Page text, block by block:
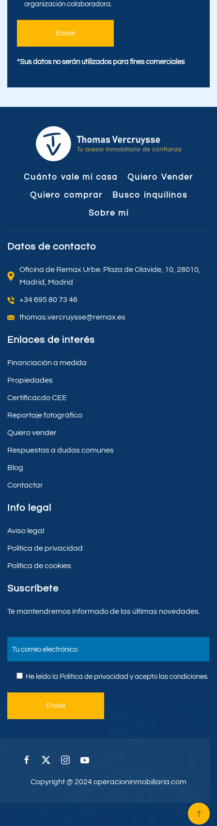
organización colaboradora.
*Sus datos no serán utilizados para fines comerciales
Cuánto vale mi casa Quiero Vender
Quiero comprar Busco inquilinos
Sobre mi
Datos de contacto
Oficina de Remax Urbe. Plaza de Olavide, 10, 28010,
Madrid, Madrid
+34 695 80 73 46
thomas.vercruysse@remax.es
Enlaces de interés
Financiación a medida
Propiedades
Certificacdo CEE
Reportaje fotográfico
Quiero vender
Respuestas a dudas comunes
Blog
Contactar
Info legal
Aviso legal
Política de privacidad
Política de cookies
Suscríbete
Te mantendremos informado de las últimas novedades.
He leído la Política de privacidad y acepto las condiciones.
Copyright @ 2024 operacioninmobiliaria.com